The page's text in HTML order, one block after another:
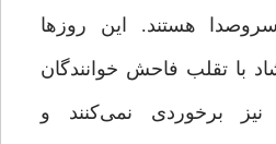
هستند. این روزها
با تقلب فاحش خوانندگان
نیز برخوردی نمی‌کنند و